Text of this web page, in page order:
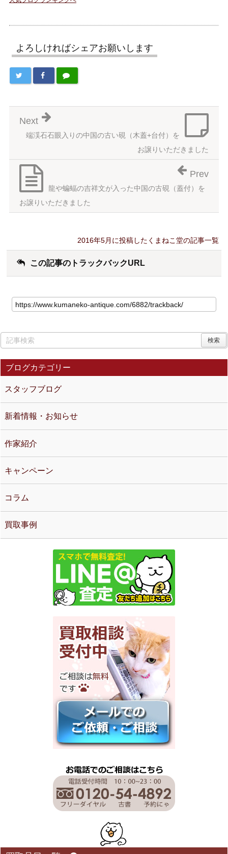
よろしければシェアお願いします
端渓石石眼入りの中国の古い硯（木蓋+台付）を
お譲りいただきました
Next
龍や蝙蝠の吉祥文が入った中国の古硯（蓋付）を
お譲りいただきました
Prev
2016年5月に投稿したくまねこ堂の記事一覧
この記事のトラックバックURL
ブログカテゴリー
スタッフブログ
新着情報・お知らせ
作家紹介
キャンペーン
コラム
買取事例